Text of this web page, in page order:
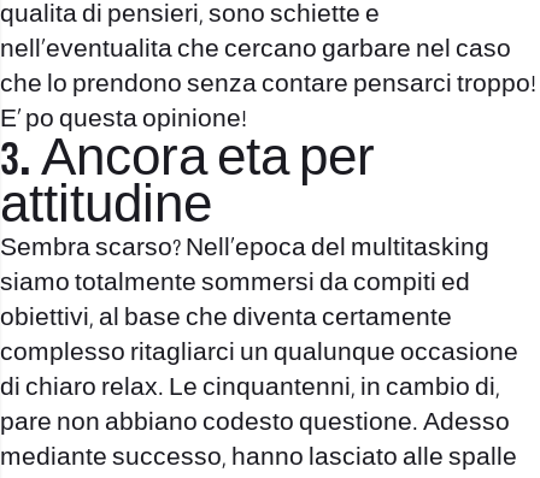
qualita di pensieri, sono schiette e
nell’eventualita che cercano garbare nel caso
che lo prendono senza contare pensarci troppo!
E’ po questa opinione!
3. Ancora eta per
attitudine
Sembra scarso? Nell’epoca del multitasking
siamo totalmente sommersi da compiti ed
obiettivi, al base che diventa certamente
complesso ritagliarci un qualunque occasione
di chiaro relax. Le cinquantenni, in cambio di,
pare non abbiano codesto questione. Adesso
mediante successo, hanno lasciato alle spalle